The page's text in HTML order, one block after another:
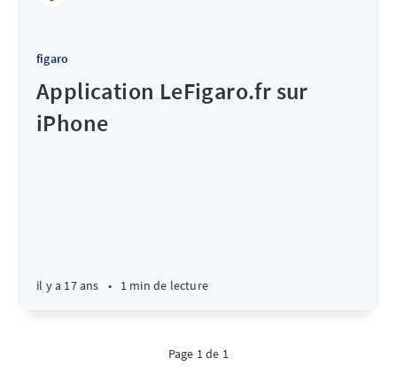
figaro
Application LeFigaro.fr sur
iPhone
il y a 17 ans • 1 min de lecture
Page 1 de 1